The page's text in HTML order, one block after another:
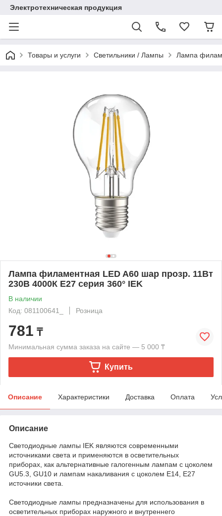
Электротехническая продукция
Товары и услуги Светильники / Лампы Лампа
Лампа филаментная LED A60 шар прозр. 11Вт
230В 4000К E27 серия 360° IEK
В наличии
Код: 081100641_
Розница
781 ₸
Минимальная сумма заказа на сайте — 5 000 ₸
Купить
Описание Характеристики Доставка Оплата
Описание
Светодиодные лампы IEK являются современными
источниками света и применяются в осветительных
приборах, как альтернативные галогенным лампам с цоколем
GU5.3, GU10 и лампам накаливания с цоколем Е14, Е27
источники света.
Светодиодные лампы предназначены для использования в
осветительных приборах наружного и внутреннего